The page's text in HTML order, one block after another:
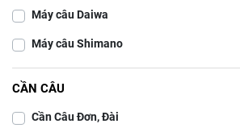
Máy câu Daiwa
Máy câu Shimano
CẦN CÂU
Cần Câu Đơn, Đài